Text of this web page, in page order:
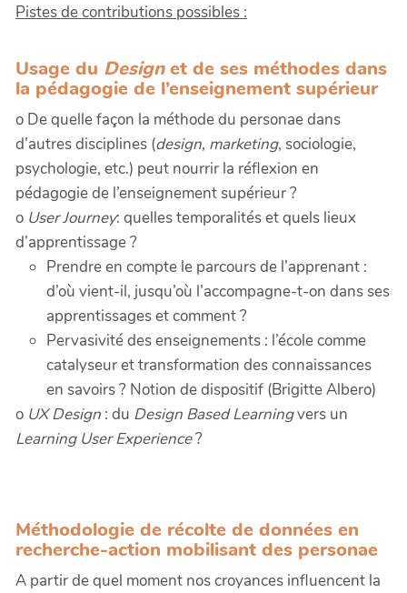
Pistes de contributions possibles :
Usage du Designet de ses méthodes dans
la pédagogie de l’enseignement supérieur
o De quelle façon la méthode du personae dans
d’autres disciplines (design, marketing, sociologie,
psychologie, etc.) peut nourrir la réflexion en
pédagogie de l’enseignement supérieur ?
o User Journey: quelles temporalités et quels lieux
d’apprentissage ?
Prendre en compte le parcours de l’apprenant :
d’où vient-il, jusqu’où l’accompagne-t-on dans ses
apprentissages et comment ?
Pervasivité des enseignements : l’école comme
catalyseur et transformation des connaissances
en savoirs ? Notion de dispositif (Brigitte Albero)
o UX Design : du Design Based Learningvers un
Learning User Experience?
Méthodologie de récolte de données en
recherche-action mobilisant des personae
A partir de quel moment nos croyances influencent la